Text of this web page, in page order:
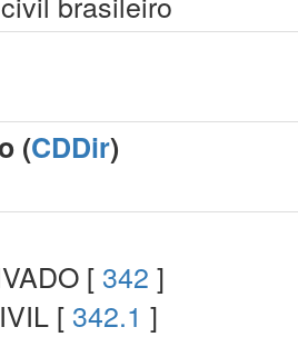
(CDDir)
[ 342 ]
[ 342.1 ]